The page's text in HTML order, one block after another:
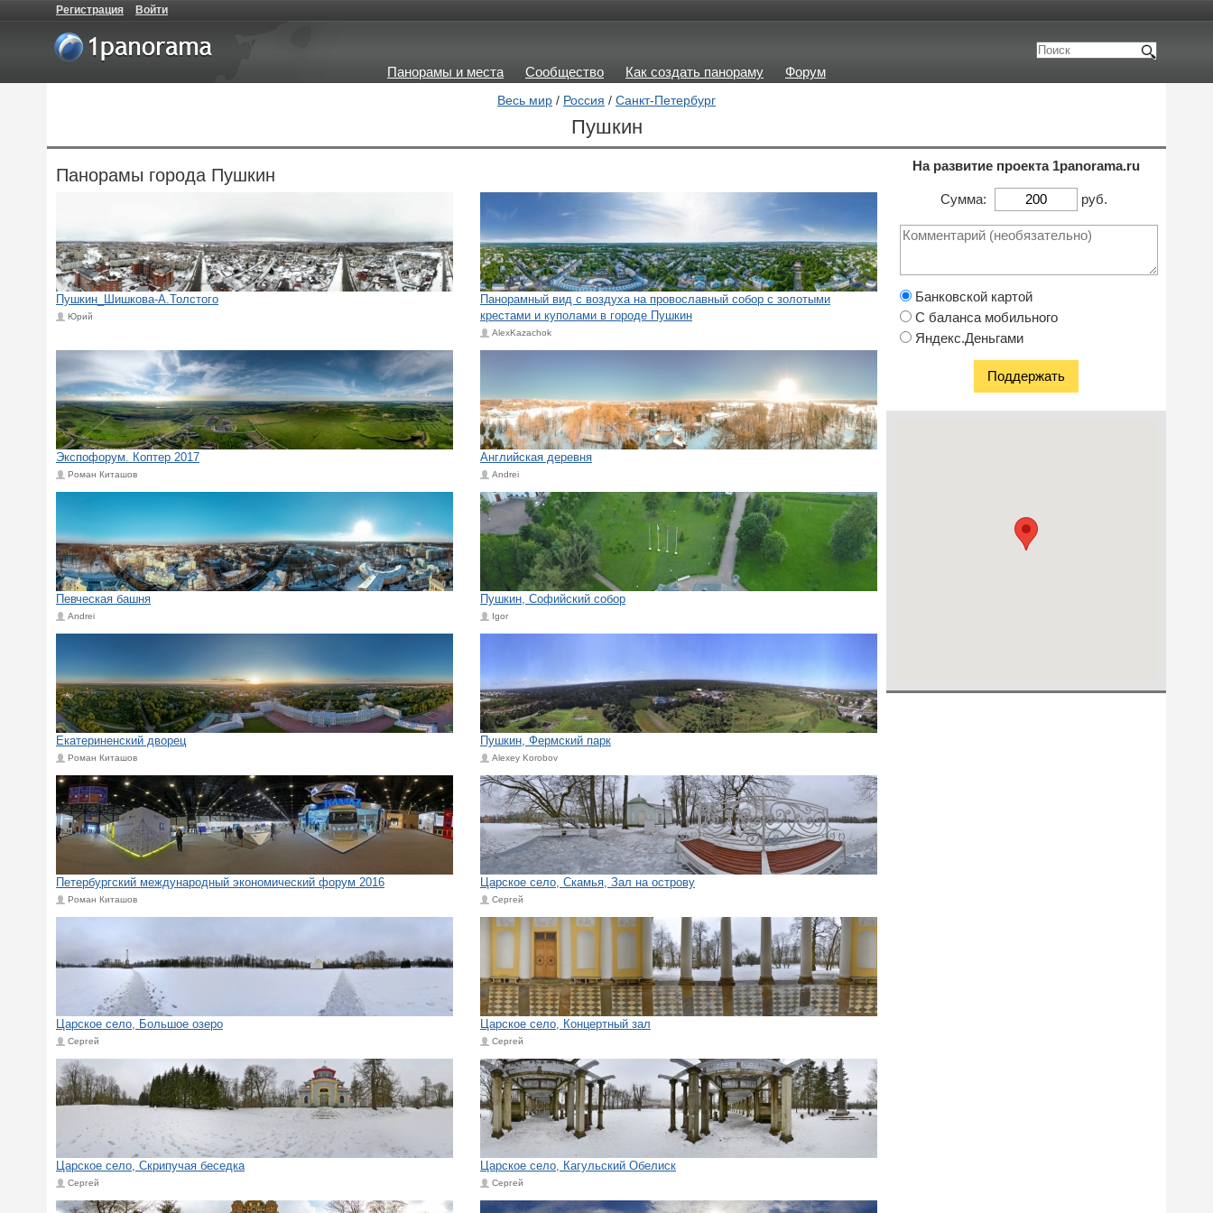
Регистрация Войти
Панорамы и места Сообщество Как создать панораму Форум
Весь мир / Россия / Санкт-Петербург
Пушкин
Панорамы города Пушкин
Пушкин_Шишкова-А.Толстого
Юрий
Панорамный вид с воздуха на провославный собор с золотыми
крестами и куполами в городе Пушкин
AlexKazachok
Экспофорум. Коптер 2017
Роман Киташов
Английская деревня
Andrei
Певческая башня
Andrei
Пушкин, Софийский собор
Igor
Екатериненский дворец
Роман Киташов
Пушкин, Фермский парк
Alexey Korobov
Петербургский международный экономический форум 2016
Роман Киташов
Царское село, Скамья, Зал на острову
Сергей
Царское село, Большое озеро
Сергей
Царское село, Концертный зал
Сергей
Царское село, Скрипучая беседка
Сергей
Царское село, Кагульский Обелиск
Сергей
На развитие проекта 1panorama.ru
Сумма: руб.
Банковской картой
С баланса мобильного
Яндекс.Деньгами